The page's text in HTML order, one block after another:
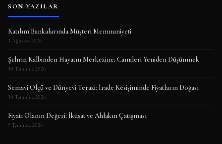
SON YAZILAR
Katılım Bankalarında Müşteri Memnuniyeti
3 Ağustos 2026
Şehrin Kalbinden Hayatın Merkezine: Camileri Yeniden Düşünmek
30 Temmuz 2026
Semavi Ölçü ve Dünyevi Terazi: İrade Kesişiminde Fiyatların Doğası
30 Temmuz 2026
Fiyatı Olanın Değeri: İktisat ve Ahlakın Çatışması
9 Temmuz 2026